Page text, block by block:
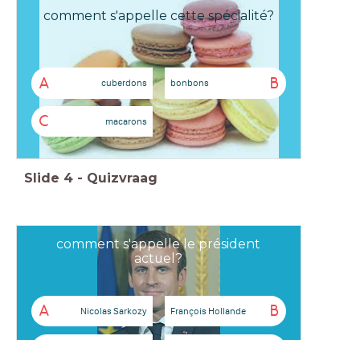
comment s'appelle cette spécialité?
A cuberdons B
bonbons
C macarons
Slide 4 - Quizvraag
comment s'appelle le président
actuel?
A Nicolas Sarkozy B
François Hollande